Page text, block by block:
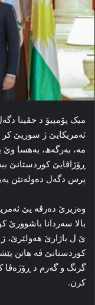
میک پۆمپیۆ د جڤینا
ئەمریکایێ ژ سوریێ کر
مه‌، به‌رگه‌ھ، به‌هسا
ڕۆژاڤایێ کوردستانێ
پرس دگەل دەولەتێن
وه‌زیرێ ده‌رڤه‌ یێ
ێ ل باژارێ هه‌ولێرێ، ژ
کوردستانێ ڤه‌ هاتن
گرنگ و گەرم د ڕۆژه‌ڤا
کرن.